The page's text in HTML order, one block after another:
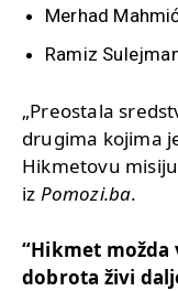
Merhad
Ramiz
„Preostala
drugima kojima
Hikmetovu
iz Pomozi.ba.
“Hikmet možda
dobrota živi